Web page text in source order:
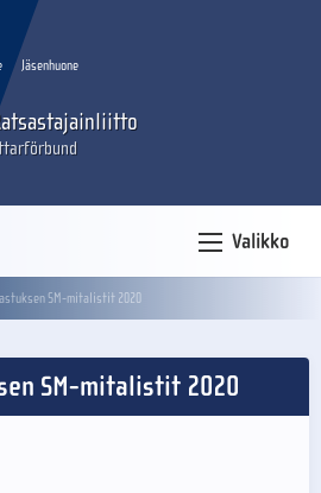
Jäsenhuone
Valikko
SM-mitalistit 2020
SM-mitalistit 2020